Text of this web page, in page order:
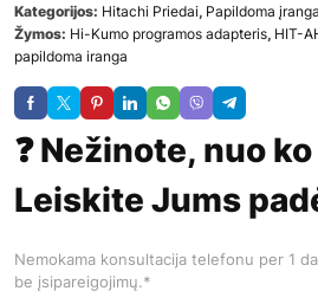
Kategorijos: Hitachi Priedai, Papildoma įranga
Žymos: Hi-Kumo programos adapteris, HIT-
papildoma iranga
❓ Nežinote, nuo
Leiskite Jums
Nemokama konsultacija telefonu per 1
be įsipareigojimų.*